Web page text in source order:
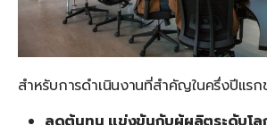
สำหรับการดำเนินงานที่สำคัญในครึ่งปีแร